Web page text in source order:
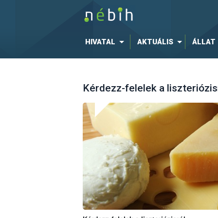
HIVATAL AKTUÁLIS ÁLLAT
Kérdezz-felelek a